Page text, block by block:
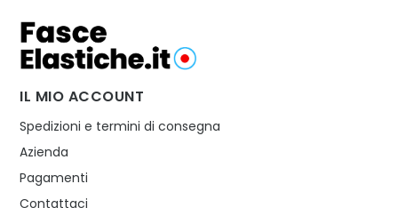
IL MIO ACCOUNT
Spedizioni e termini di consegna
Azienda
Pagamenti
Contattaci